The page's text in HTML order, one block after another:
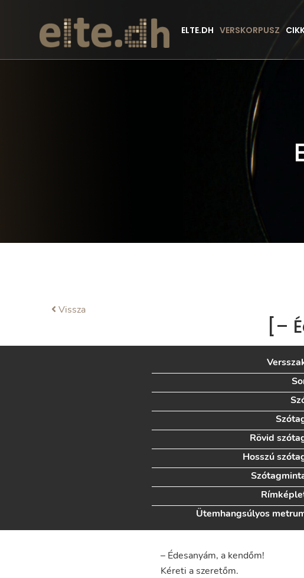
ELTE.DH VERSKORPUSZ
Vissza
[–
Rövid
Hosszú
Ütemhangsúlyos
– Édesanyám, a kendőm!
Kéreti aszeretőm.